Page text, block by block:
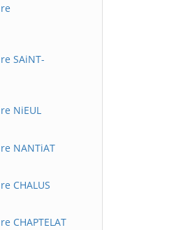
SAiNT-
NiEUL
NANTiAT
CHALUS
CHAPTELAT